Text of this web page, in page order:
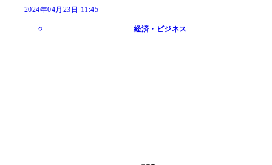
2024年04月23日 11:45
経済・ビジネス